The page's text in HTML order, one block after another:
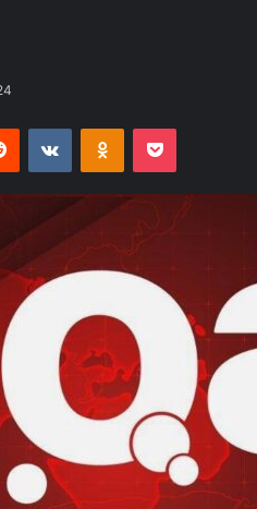
Reddit VKontakteOdnoklassniki
Pocket